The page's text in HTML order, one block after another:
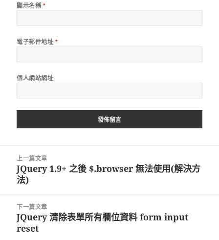
顯示名稱 *
電子郵件地址 *
個人網站網址
上一篇文章
上
一
文
章:
JQuery 1.9+ 之後 $.browser 無法使用(解決方
法)
下一篇文章
下
一
JQuery 清除表單所有欄位資料 form input
reset